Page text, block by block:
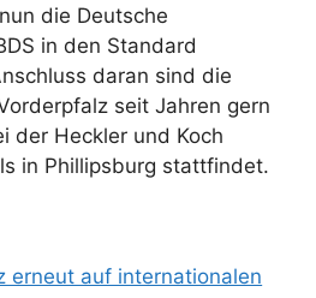
die Deutsche
in den Standard
daran sind die
seit Jahren gern
der Heckler und Koch
in Phillipsburg stattfindet.
erneut auf internationalen